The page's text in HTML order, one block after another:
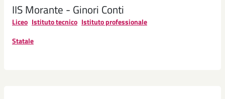
IIS Morante - Ginori Conti
Liceo Istituto tecnico Istituto professionale
Statale